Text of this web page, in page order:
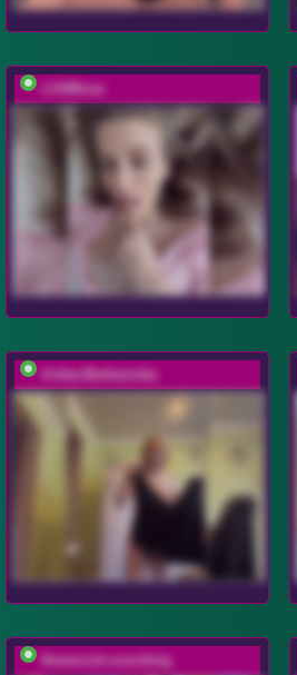
LilitMuse
Iriska-Barbariska
thesecret-coocking